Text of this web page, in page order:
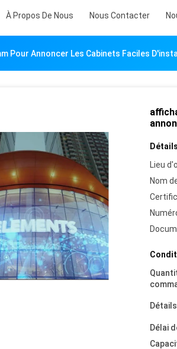
À Propos De Nous Nous Contacter
Pour Annoncer Les Cabinets Faciles
Lieu
Nom
Délai